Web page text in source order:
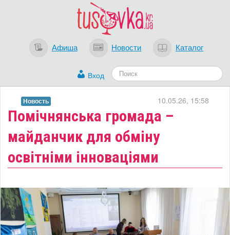
Афиша Новости Каталог
Вход
Помічнянська громада –
майданчик для обміну
освітніми інноваціями
10.05.26, 15:58
Новость